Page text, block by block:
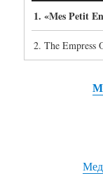
1.«Mes Petit
2.The Empress